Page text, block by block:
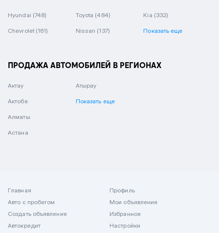
Hyundai (748) Toyota (484) Kia (332)
Chevrolet (161) Nissan (137) Показать еще
ПРОДАЖА АВТОМОБИЛЕЙ В РЕГИОНАХ
Актау
Актобе
Алматы
Астана
Атырау
Показать еще
Главная
Авто с пробегом
Создать объявление
Автокредит
Профиль
Мои объявления
Избранное
Настройки